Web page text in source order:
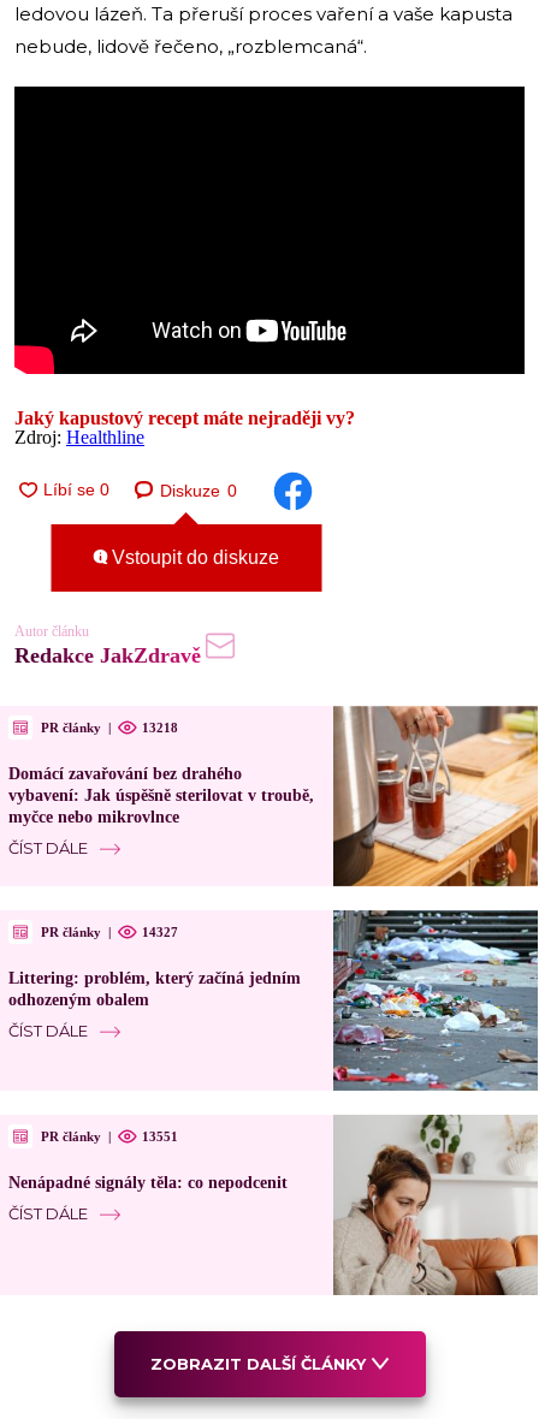
ledovou lázeň. Ta přeruší proces vaření a vaše kapusta
nebude, lidově řečeno, „rozblemcaná“.
Jaký kapustový recept máte nejraději vy?
Zdroj: Healthline
Diskuze 0
Vstoupit do diskuze
Autor článku
Redakce JakZdravě
PR články | 13218
Domácí zavařování bez drahého
vybavení: Jak úspěšně sterilovat v troubě,
myčce nebo mikrovlnce
ČÍST DÁLE
PR články | 14327
Littering: problém, který začíná jedním
odhozeným obalem
ČÍST DÁLE
PR články | 13551
Nenápadné signály těla: co nepodcenit
ČÍST DÁLE
ZOBRAZIT DALŠÍ ČLÁNKY